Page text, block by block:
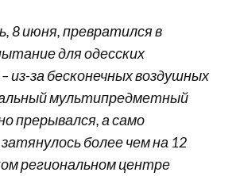
8 июня, превратился в
для одесских
из-за бесконечных воздушных
мультипредметный
прерывался, а само
более чем на 12
региональном центре